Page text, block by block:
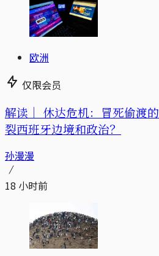
欧洲
仅限会员
解读｜ 休达危机：冒死偷渡
裂西班牙边境和政治？
孙漫漫
18 小时前